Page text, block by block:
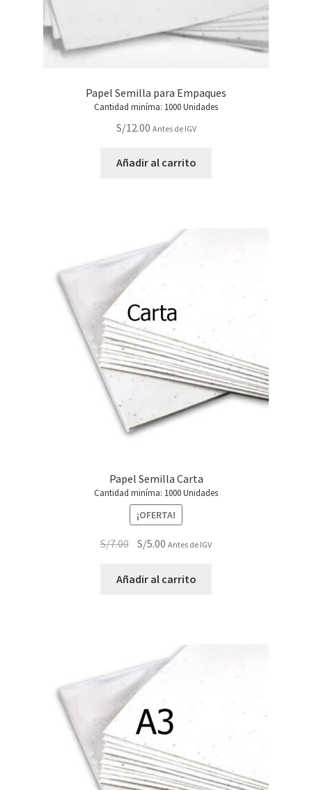
Papel Semilla para Empaques
Cantidad miníma: 1000 Unidades
S/12.00 Antes de IGV
Añadir al carrito
Papel Semilla Carta
Cantidad miníma: 1000 Unidades
¡OFERTA!
S/7.00 El
original
S/5.00 El
actual
Antes de IGV
Añadir al carrito